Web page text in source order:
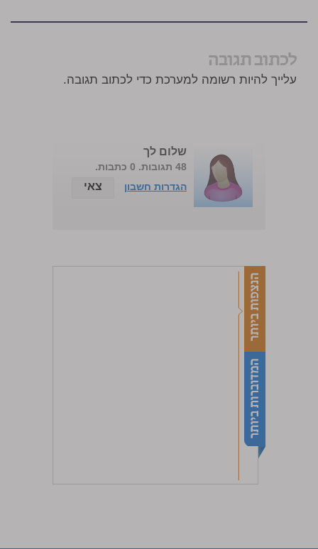
לכתוב תגובה
עלייך להיות רשומה למערכת כדי לכתוב תגובה.
שלום לך
48 תגובות. 0 כתבות.
הגדרות חשבון
צאי